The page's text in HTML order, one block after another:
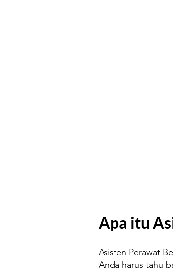
Apa itu
Asisten Perawat
Anda harus tahu